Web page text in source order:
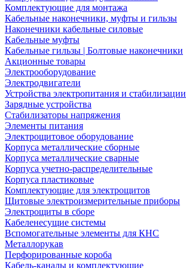
Комплектующие для монтажа
Кабельные наконечники, муфты и гильзы
Наконечники кабельные силовые
Кабельные муфты
Кабельные гильзы | Болтовые наконечники
Акционные товары
Электрооборудование
Электродвигатели
Устройства электропитания и стабилизации
Зарядные устройства
Стабилизаторы напряжения
Элементы питания
Электрощитовое оборудование
Корпуса металлические сборные
Корпуса металлические сварные
Корпуса учетно-распределительные
Корпуса пластиковые
Комплектующие для электрощитов
Щитовые электроизмерительные приборы
Электрощиты в сборе
Кабеленесущие системы
Вспомогательные элементы для КНС
Металлорукав
Перфорированные короба
Кабель-каналы и комплектующие